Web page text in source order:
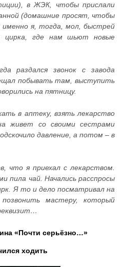
в ЖЭК, чтобы прислали
(домашние просят, чтобы
именно я, тогда, мол, быстрей
цирка, где нам шьют новые
раздался звонок с завода
побывать там, выступить
на пятницу.
в аптеку, взять лекарство
живет со своими сестрами
давление, а потом – в
что я приехал с лекарством.
пила чай. Начались расспросы
Я то и дело посматривал на
мастеру, который
«Почти серьёзно…»
ходить